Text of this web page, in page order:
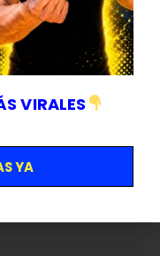
VIRALES
YA